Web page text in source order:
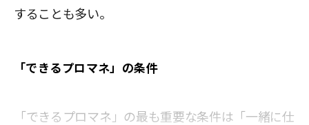
することも多い。
「できるプロマネ」の条件
「できるプロマネ」の最も重要な条件は「一緒に仕